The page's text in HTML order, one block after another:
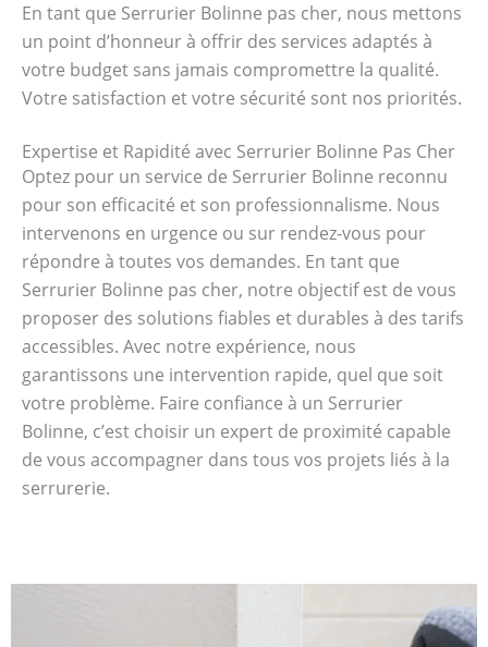
En tant que Serrurier Bolinne pas cher, nous mettons
un point d’honneur à offrir des services adaptés à
votre budget sans jamais compromettre la qualité.
Votre satisfaction et votre sécurité sont nos priorités.
Expertise et Rapidité avec Serrurier Bolinne Pas Cher
Optez pour un service de Serrurier Bolinne reconnu
pour son efficacité et son professionnalisme. Nous
intervenons en urgence ou sur rendez-vous pour
répondre à toutes vos demandes. En tant que
Serrurier Bolinne pas cher, notre objectif est de vous
proposer des solutions fiables et durables à des tarifs
accessibles. Avec notre expérience, nous
garantissons une intervention rapide, quel que soit
votre problème. Faire confiance à un Serrurier
Bolinne, c’est choisir un expert de proximité capable
de vous accompagner dans tous vos projets liés à la
serrurerie.